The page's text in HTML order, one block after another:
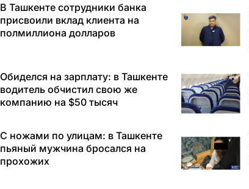
В Ташкенте сотрудники банка
присвоили вклад клиента на
полмиллиона долларов
Обиделся на зарплату: в Ташкенте
водитель обчистил свою же
компанию на $50 тысяч
С ножами по улицам: в Ташкенте
пьяный мужчина бросался на
прохожих